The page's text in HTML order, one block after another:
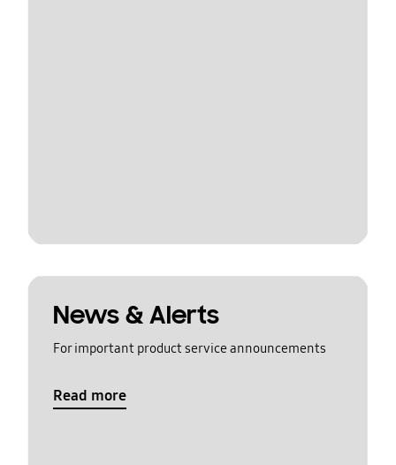
News & Alerts
For important product service announcements
Read more